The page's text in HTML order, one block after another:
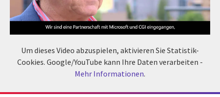
Um dieses Video abzuspielen, aktivieren Sie Statistik-
Cookies. Google/YouTube kann Ihre Daten verarbeiten -
Mehr Informationen.